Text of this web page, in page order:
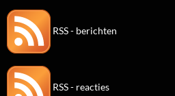
RSS - berichten
RSS - reacties